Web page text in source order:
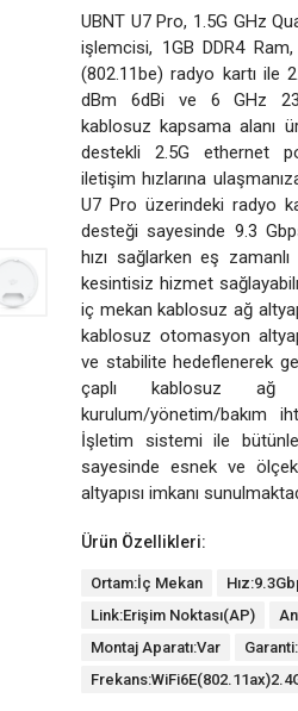
UBNT U7 Pro, 1.5G GHz
işlemcisi, 1GB DDR4
(802.11be) radyo kartı ile
dBm 6dBi ve 6 GHz
kablosuz kapsama alanı
destekli 2.5G ethernet
iletişim hızlarına
U7 Pro üzerindeki radyo
desteği sayesinde 9.3
hızı sağlarken eş
kesintisiz hizmet
iç mekan kablosuz ağ
kablosuz otomasyon
ve stabilite hedeflenerek
çaplı kablosuz ağ
kurulum/yönetim/bakım
İşletim sistemi ile
sayesinde esnek ve
altyapısı imkanı
Ürün Özellikleri:
Ortam:İç Mekan
Link:Erişim Noktası(AP)
Montaj Aparatı:Var